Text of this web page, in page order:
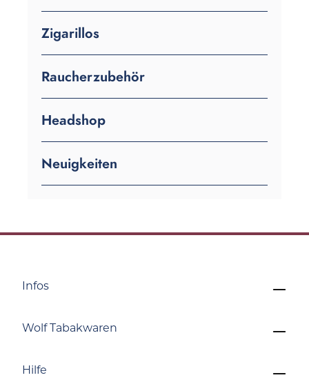
Zigarillos
Raucherzubehör
Headshop
Neuigkeiten
Infos
Wolf Tabakwaren
Hilfe